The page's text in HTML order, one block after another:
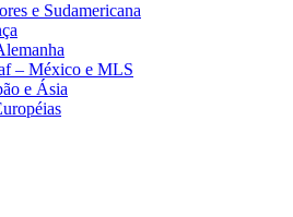
e Sudamericana
– México e MLS
e Ásia